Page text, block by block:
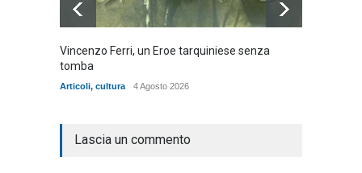
Vincenzo Ferri, un Eroe tarquiniese senza
tomba
Articoli, cultura 4 Agosto 2026
Lascia un commento